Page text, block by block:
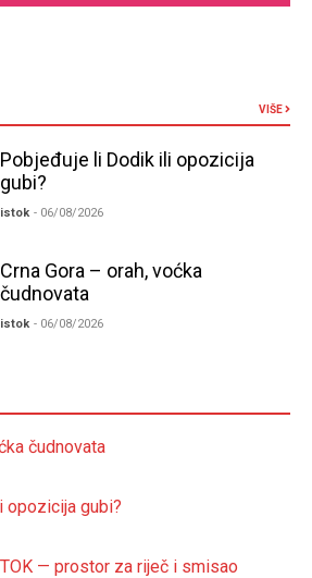
VIŠE
Pobjeđuje li Dodik ili opozicija
gubi?
istok - 06/08/2026
Crna Gora – orah, voćka
čudnovata
istok - 06/08/2026
čudnovata
opozicija gubi?
— prostor za riječ i smisao